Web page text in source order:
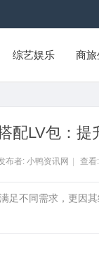
综艺娱乐 商
配LV包：
布者: 小鸭资讯网 查
足不同需求，更因